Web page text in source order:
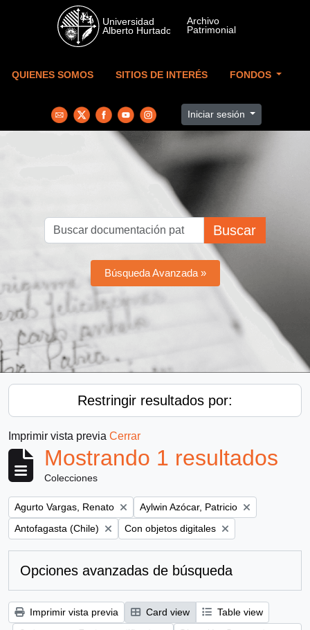
Skip to main content
QUIENES SOMOS SITIOS DE INTERÉS FONDOS
Iniciar sesión
Buscar
Búsqueda Avanzada »
Restringir resultados por:
Imprimir vista previa Cerrar
Mostrando 1 resultados
Colecciones
Remove filter:
Agurto Vargas, Renato Remove filter:
Aylwin Azócar, Patricio
Remove filter:
Antofagasta (Chile) Remove filter:
Con objetos digitales
Opciones avanzadas de búsqueda
Imprimir vista previa Card view
Table view